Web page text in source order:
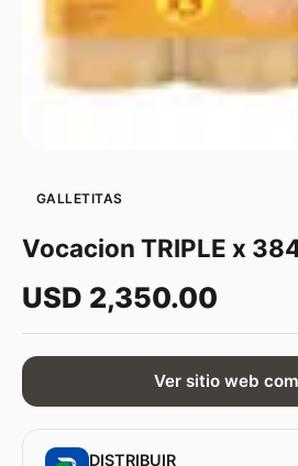
GALLETITAS
Vocacion TRIPLE x
USD 2,350.00
Ver sitio web
DISTRIBUIR